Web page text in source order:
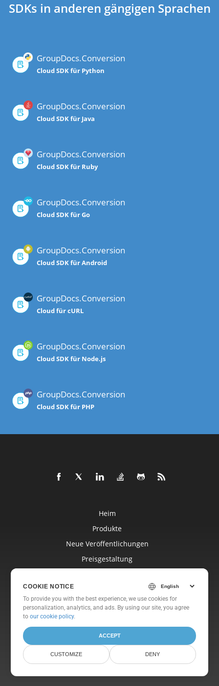
SDKs in anderen gängigen Sprachen
GroupDocs.Conversion
Cloud SDK für Python
GroupDocs.Conversion
Cloud SDK für Java
GroupDocs.Conversion
Cloud SDK für Ruby
GroupDocs.Conversion
Cloud SDK für Go
GroupDocs.Conversion
Cloud SDK für Android
GroupDocs.Conversion
Cloud für cURL
GroupDocs.Conversion
Cloud SDK für Node.js
GroupDocs.Conversion
Cloud SDK für PHP
Heim
Produkte
Neue Veröffentlichungen
Preisgestaltung
Kostenlose Beratung
Websites
Um
COOKIE NOTICE
To provide you with the best experience, we use cookies for
personalization, analytics, and ads. By using our site, you agree
toour cookie policy.
ACCEPT
CUSTOMIZE DENY